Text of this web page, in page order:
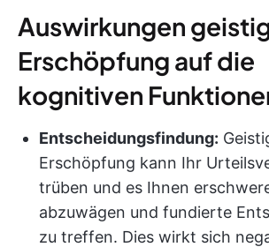
Auswirkungen
Erschöpfung auf die
kognitiven
Entscheidungsfindung:
Erschöpfung kann Ihr
trüben und es Ihnen
abzuwägen und fundierte
zu treffen. Dies wirkt sich